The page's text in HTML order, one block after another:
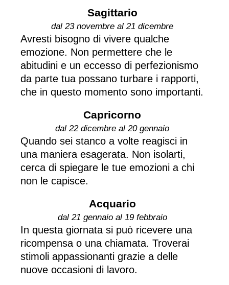
Sagittario
dal 23 novembre al 21 dicembre
Avresti bisogno di vivere qualche
emozione. Non permettere che le
abitudini e un eccesso di perfezionismo
da parte tua possano turbare i rapporti,
che in questo momento sono importanti.
Capricorno
dal 22 dicembre al 20 gennaio
Quando sei stanco a volte reagisci in
una maniera esagerata. Non isolarti,
cerca di spiegare le tue emozioni a chi
non le capisce.
Acquario
dal 21 gennaio al 19 febbraio
In questa giornata si può ricevere una
ricompensa o una chiamata. Troverai
stimoli appassionanti grazie a delle
nuove occasioni di lavoro.